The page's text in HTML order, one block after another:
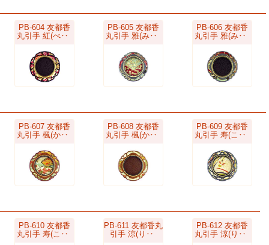
PB-604 友都香
丸引手 紅(べ‥
PB-605 友都香
丸引手 雅(み‥
PB-606 友都香
丸引手 雅(み‥
PB-607 友都香
丸引手 楓(か‥
PB-608 友都香
丸引手 楓(か‥
PB-609 友都香
丸引手 寿(こ‥
PB-610 友都香
丸引手 寿(こ‥
PB-611 友都香丸
引手 涼(り‥
PB-612 友都香
丸引手 涼(り‥